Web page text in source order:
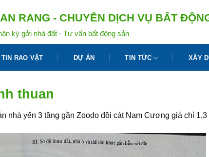
RANG - CHUYÊN DỊCH VỤ BẤT
ký gởi nhà đất - Tư vấn bất động sản
TIN RAO VẶT DỰ ÁN TIN TỨC XÂY
thuan
nhà yến 3 tầng gần Zoodo đồi cát Nam Cương giá chỉ 1,3